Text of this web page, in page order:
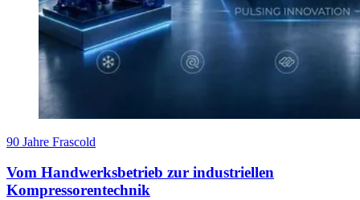
90 Jahre Frascold
Vom Handwerksbetrieb zur industriellen
Kompressorentechnik